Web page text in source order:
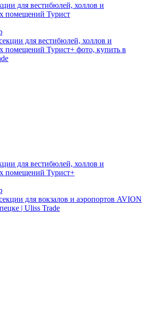
для вестибюлей, холлов и
помещений Турист
для вестибюлей, холлов и
помещений Турист+